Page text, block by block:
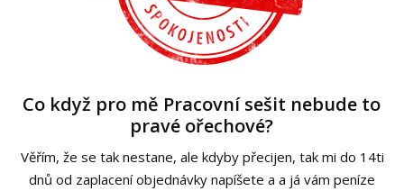
Co když pro mě Pracovní sešit nebude to
pravé ořechové?
Věřím, že se tak nestane, ale kdyby přecijen, tak mi do 14ti
dnů od zaplacení objednávky napíšete a a já vám peníze